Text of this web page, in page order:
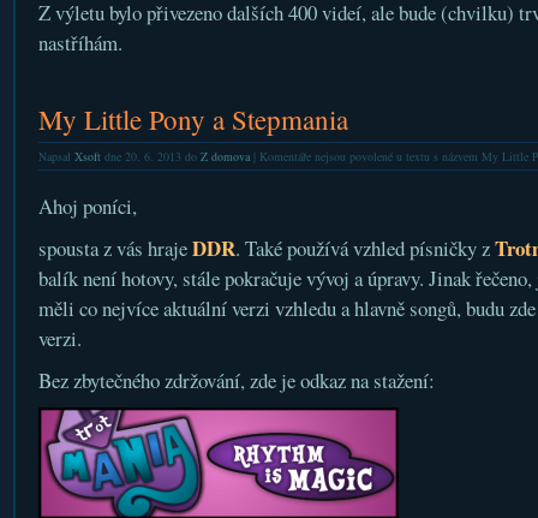
Z výletu bylo přivezeno dalších 400 videí, ale bude (chvilku)
nastříhám.
My Little Pony a Stepmania
Napsal Xsoftdne 20. 6. 2013 do Z domova| Komentáře nejsou povolenéu textu s názvem My Little
Ahoj poníci,
spousta z vás hrajeDDR. Také používá vzhled písničky z
balík není hotovy, stále pokračuje vývoj a úpravy. Jinak
měli co nejvíce aktuální verzi vzhledu a hlavně songů, budu
verzi.
Bez zbytečného zdržování, zde je odkaz na stažení: